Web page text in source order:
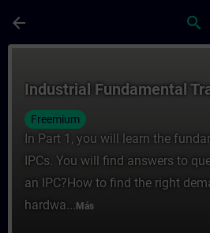
arrow_back search
Industrial Fundamental
Freemium
In Part 1, you will learn the
IPCs. You will find answers to
an IPC?How to find the right
hardwa... Más